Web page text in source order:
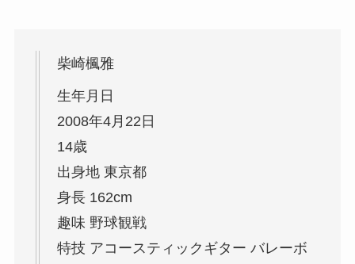
柴崎楓雅
生年月日
2008年4月22日
14歳
出身地 東京都
身長 162cm
趣味 野球観戦
特技 アコースティックギター バレーボ